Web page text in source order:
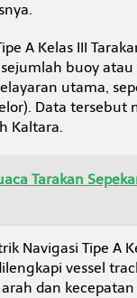
A Kelas III
buoy
utama,
Data tersebut
Kaltara.
Tarakan
Navigasi Tipe A
vessel
dan